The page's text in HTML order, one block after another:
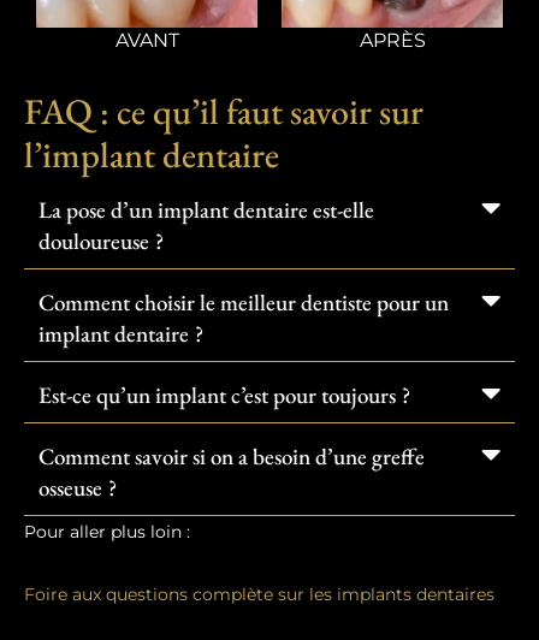
AVANT APRÈS
FAQ : ce qu’il faut savoir sur
l’implant dentaire
La pose d’un implant dentaire est-elle
douloureuse ?
Comment choisir le meilleur dentiste pour un
implant dentaire ?
Est-ce qu’un implant c’est pour toujours ?
Comment savoir si on a besoin d’une greffe
osseuse ?
Pour aller plus loin :
Foire aux questions complète sur les implants dentaires